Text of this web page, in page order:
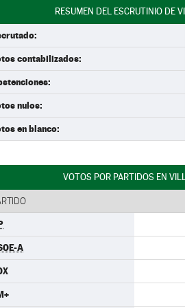
RESUMEN DEL ESCRUTINIO DE
contabilizados:
nulos:
en blanco:
VOTOS POR PARTIDOS EN
A